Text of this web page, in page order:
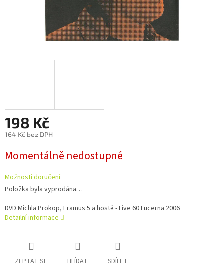
198 Kč
164 Kč bez DPH
cena:
Momentálně nedostupné
Možnosti doručení
Položka byla vyprodána…
DVD Michla Prokop, Framus 5 a hosté - Live 60 Lucerna 2006
Detailní informace
ZEPTAT SE HLÍDAT SDÍLET